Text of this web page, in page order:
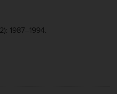
1987–1994.